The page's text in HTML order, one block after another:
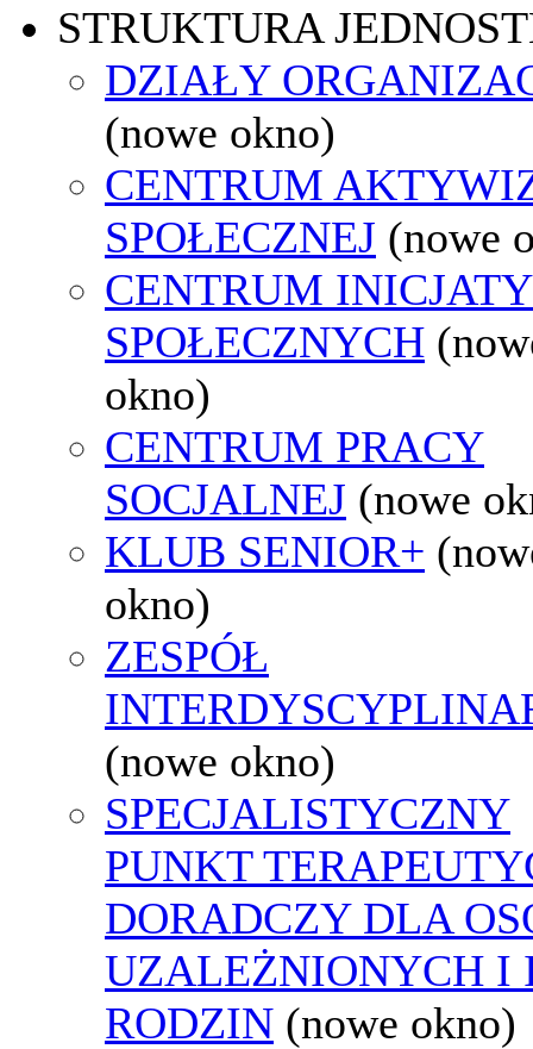
STRUKTURA
DZIAŁY
(nowe okno)
CENTRUM
SPOŁECZNEJ (nowe
CENTRUM
SPOŁECZNYCH
okno)
CENTRUM PRACY
SOCJALNEJ (nowe
KLUB SENIOR+
okno)
ZESPÓŁ
(nowe okno)
SPECJALISTYCZNY
PUNKT
DORADCZY DLA
UZALEŻNIONYCH I
RODZIN (nowe okno)